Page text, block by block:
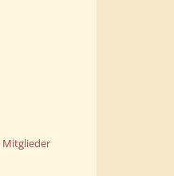
Mitglieder